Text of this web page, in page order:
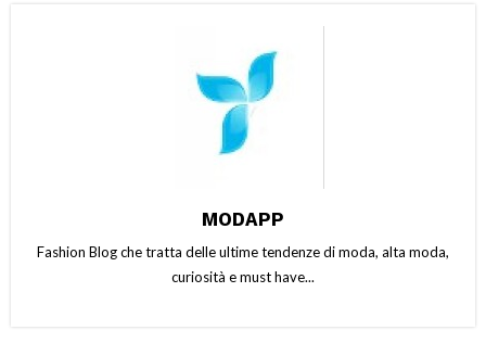
MODAPP
Fashion Blog che tratta delle ultime tendenze di moda, alta moda,
curiosità e must have...